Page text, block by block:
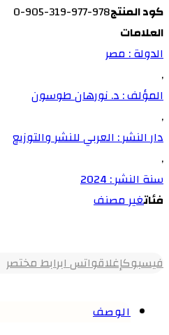
كود المنتج978-977-319-905-0
العلامات
الدولة : مصر
,
المؤلف : د. نورهان طوسون
,
دار النشر : العربي للنشر والتوزيع
,
سنة النشر : 2024
فئاتغير مصنف
فيسبوكإغلاقواتس ابرابط مختصر
الوصف